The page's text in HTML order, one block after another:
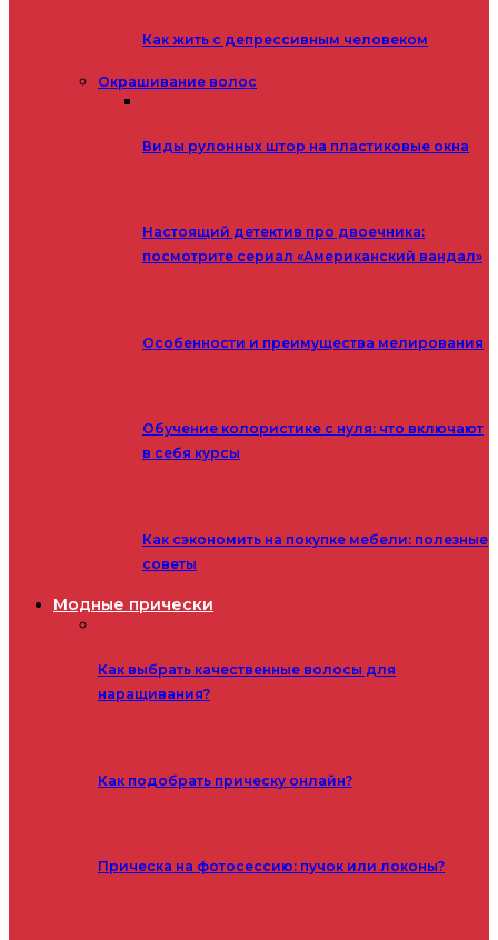
Как жить с депрессивным человеком
Окрашивание волос
Виды рулонных штор на пластиковые окна
Настоящий детектив про двоечника:
посмотрите сериал «Американский вандал»
Особенности и преимущества мелирования
Обучение колористике с нуля: что включают
в себя курсы
Как сэкономить на покупке мебели: полезные
советы
Модные прически
Как выбрать качественные волосы для
наращивания?
Как подобрать прическу онлайн?
Прическа на фотосессию: пучок или локоны?